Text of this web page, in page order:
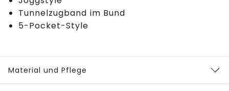
Tunnelzugband im Bund
5-Pocket-Style
Material und Pflege